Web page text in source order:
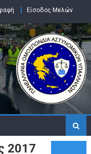
Είσοδος Μελών
2017